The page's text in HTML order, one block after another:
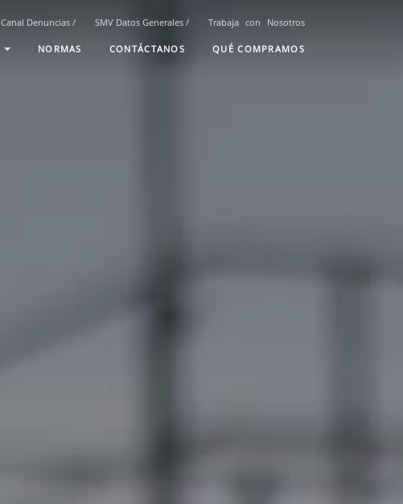
Canal Denuncias / SMV Datos Generales / Trabaja con Nosotros
NORMAS CONTÁCTANOS QUÉ COMPRAMOS